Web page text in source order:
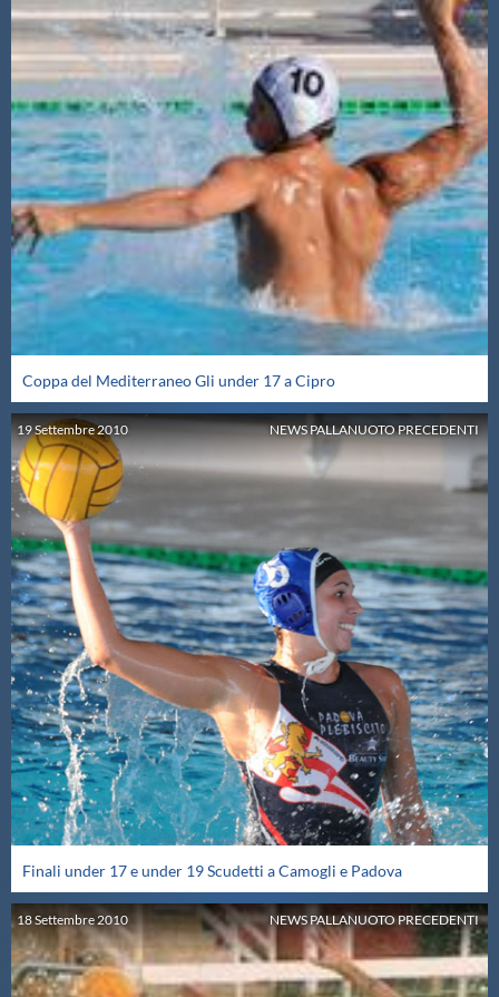
Coppa del Mediterraneo Gli under 17 a Cipro
NEWS PALLANUOTO PRECEDENTI
19Settembre2010
Finali under 17 e under 19 Scudetti a Camogli e Padova
NEWS PALLANUOTO PRECEDENTI
18Settembre2010